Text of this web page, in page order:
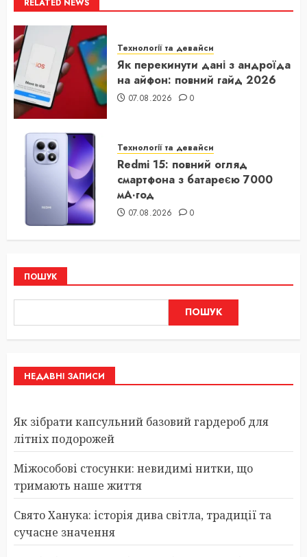
RELATED NEWS
Технології та девайси
Як перекинути дані з андроїда
на айфон: повний гайд 2026
07.08.2026 0
Технології та девайси
Redmi 15: повний огляд
смартфона з батареєю 7000
мА·год
07.08.2026 0
ПОШУК
ПОШУК
НЕДАВНІ ЗАПИСИ
Як зібрати капсульний базовий гардероб для
літніх подорожей
Міжособові стосунки: невидимі нитки, що
тримають наше життя
Свято Ханука: історія дива світла, традиції та
сучасне значення